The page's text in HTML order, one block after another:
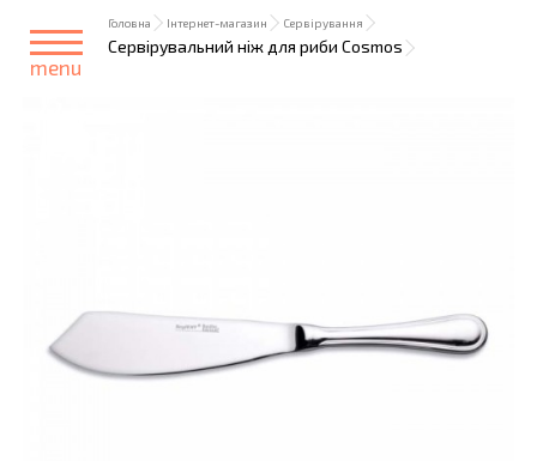
menu
Головна Інтернет-магазин Сервірування
Сервірувальний ніж для риби Cosmos